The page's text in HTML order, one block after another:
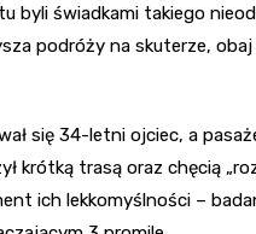
byli świadkami takiego
podróży na skuterze,
się 34-letni ojciec, a
krótką trasą oraz chęcią
ich lekkomyślności –